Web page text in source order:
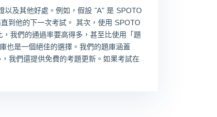
及其他好處。例如，假設 "A" 是 SPOTO
到他的下一次考試。 其次，使用 SPOTO
我們的通過率要高得多，甚至比使用「題
也是一個絕佳的選擇。我們的題庫涵蓋
我們還提供免費的考題更新。如果考試在